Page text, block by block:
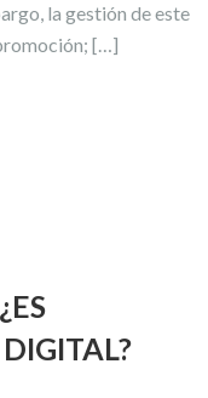
la gestión de este
[…]